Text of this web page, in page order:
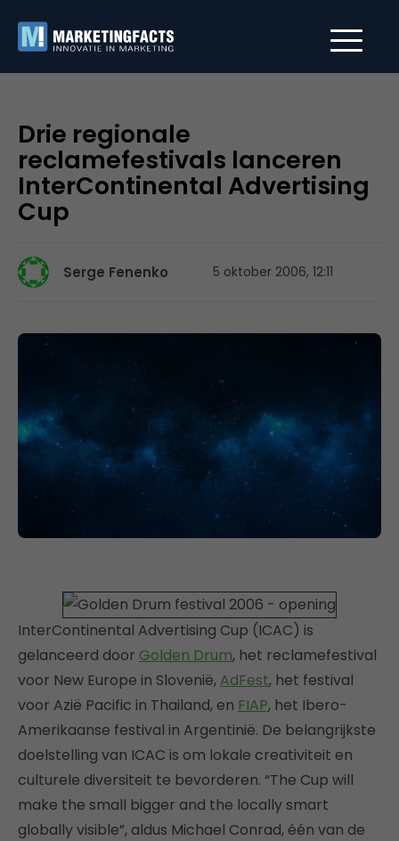
Drie regionale
reclamefestivals lanceren
InterContinental Advertising
Cup
Serge Fenenko 5 oktober 2006, 12:11
InterContinental Advertising Cup (ICAC) is
gelanceerd door Golden Drum, het reclamefestival
voor New Europe in Slovenië, AdFest, het festival
voor Azië Pacific in Thailand, en FIAP, het Ibero-
Amerikaanse festival in Argentinië. De belangrijkste
doelstelling van ICAC is om lokale creativiteit en
culturele diversiteit te bevorderen. “The Cup will
make the small bigger and the locally smart
globally visible”, aldus Michael Conrad, één van de